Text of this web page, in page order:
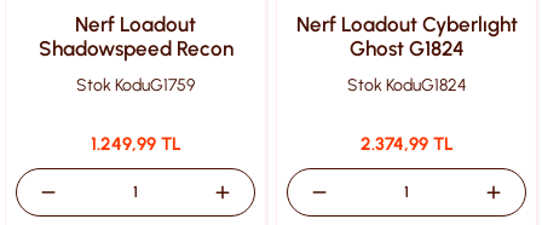
Nerf Loadout
Shadowspeed Recon
G1759
Stok KoduG1759
1.249,99 TL
Nerf Loadout Cyberlıght
Ghost G1824
Stok KoduG1824
2.374,99 TL